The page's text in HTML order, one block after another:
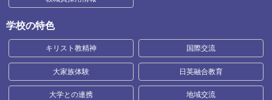
学校の特色
キリスト教精神 国際交流
大家族体験 日英融合教育
大学との連携 地域交流